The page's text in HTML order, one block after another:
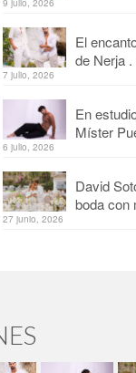
9 julio, 2026
El
de Nerja
7 julio, 2026
En
Míster
6 julio, 2026
David
boda con
27 junio, 2026